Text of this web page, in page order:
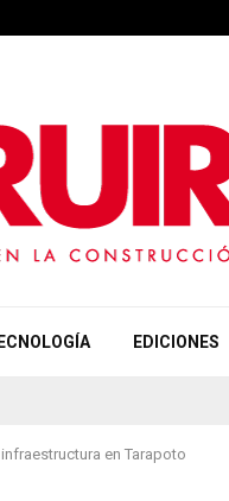
EDICIONES
en Tarapoto